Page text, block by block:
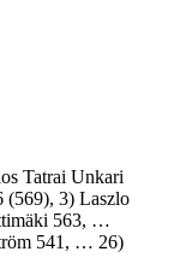
Tatrai Unkari
(569), 3) Laszlo
563, …
541, … 26)